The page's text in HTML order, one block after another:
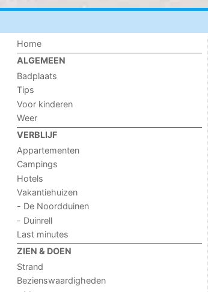
Home
ALGEMEEN
Badplaats
Tips
Voor kinderen
Weer
VERBLIJF
Appartementen
Campings
Hotels
Vakantiehuizen
- De Noordduinen
- Duinrell
Last minutes
ZIEN & DOEN
Strand
Bezienswaardigheden